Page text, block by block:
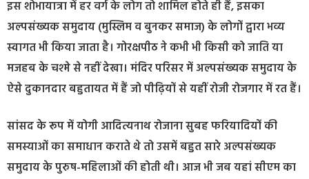
इस शोभायात्रा में हर वर्ग के लोग तो शामिल होते ही हैं, इसका
अल्पसंख्यक समुदाय (मुस्लिम व बुनकर समाज) के लोगों द्वारा भव्य
स्वागत भी किया जाता है। गोरक्षपीठ ने कभी भी किसी को जाति या
मजहब के चश्मे से नहीं देखा। मंदिर परिसर में अल्पसंख्यक समुदाय के
ऐसे दुकानदार बहुतायत में हैं जो पीढ़ियों से यहीं रोजी रोजगार में रत हैं।
सांसद के रूप में योगी आदित्यनाथ रोजाना सुबह फरियादियों की
समस्याओं का समाधान कराते थे तो उसमें बहुत सारे अल्पसंख्यक
समुदाय के पुरुष-महिलाओं की होती थी। आज भी जब यहां सीएम का